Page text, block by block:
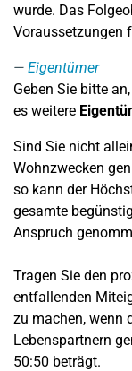
wurde. Das
Voraussetzungen
Eigentümer
Geben Sie bitte
es weitere
Sind Sie nicht
Wohnzwecken
so kann der
gesamte
Anspruch
Tragen Sie den
entfallenden
zu machen, wenn
Lebenspartnern
50:50 beträgt.